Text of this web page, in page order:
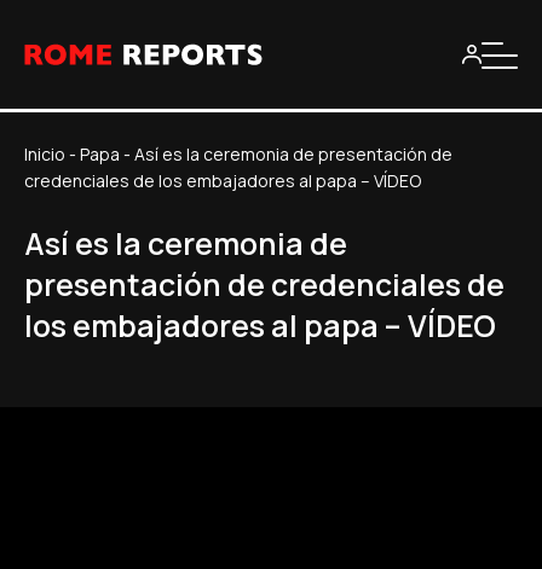
Inicio - Papa - Así es la ceremonia de presentación de
credenciales de los embajadores al papa – VÍDEO
Así es la ceremonia de
presentación de credenciales de
los embajadores al papa – VÍDEO